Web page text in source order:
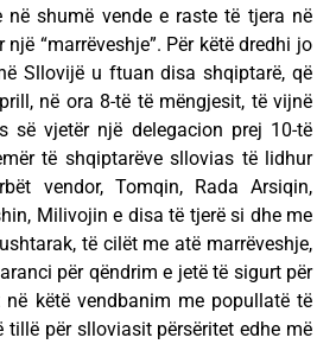
në shumë vende e raste të tjera në
“marrëveshje”. Për këtë dredhi jo
Sllovijë u ftuan disa shqiptarë, që
në ora 8-të të mëngjesit, të vijnë
së vjetër një delegacion prej 10-të
të shqiptarëve sllovias të lidhur
vendor, Tomqin, Rada Arsiqin,
Milivojin e disa të tjerë si dhe me
të cilët me atë marrëveshje,
për qëndrim e jetë të sigurt për
këtë vendbanim me popullatë të
tillë për slloviasit përsëritet edhe më